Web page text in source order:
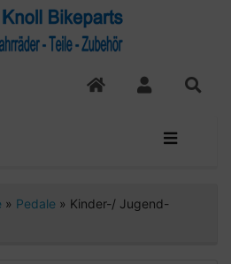
» Pedale » Kinder-/ Jugend-